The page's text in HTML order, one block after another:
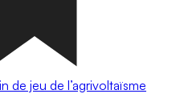
de jeu de l’agrivoltaïsme